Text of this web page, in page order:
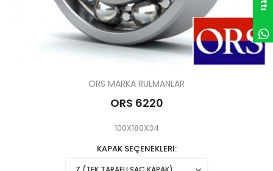
ORS MARKA RULMANLAR
ORS 6220
100X180X34
KAPAK SEÇENEKLERİ